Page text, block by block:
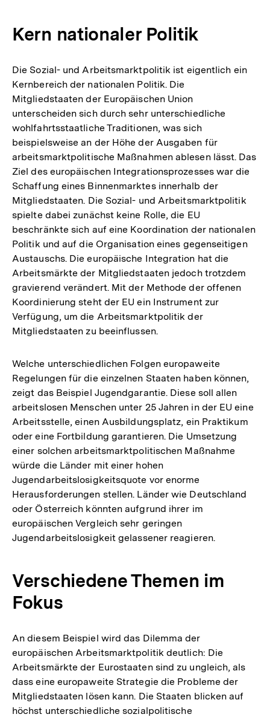
Kern nationaler Politik
Die Sozial- und Arbeitsmarktpolitik ist eigentlich ein
Kernbereich der nationalen Politik. Die
Mitgliedstaaten der Europäischen Union
unterscheiden sich durch sehr unterschiedliche
wohlfahrtsstaatliche Traditionen, was sich
beispielsweise an der Höhe der Ausgaben für
arbeitsmarktpolitische Maßnahmen ablesen lässt. Das
Ziel des europäischen Integrationsprozesses war die
Schaffung eines Binnenmarktes innerhalb der
Mitgliedstaaten. Die Sozial- und Arbeitsmarktpolitik
spielte dabei zunächst keine Rolle, die EU
beschränkte sich auf eine Koordination der nationalen
Politik und auf die Organisation eines gegenseitigen
Austauschs. Die europäische Integration hat die
Arbeitsmärkte der Mitgliedstaaten jedoch trotzdem
gravierend verändert. Mit der Methode der offenen
Koordinierung steht der EU ein Instrument zur
Verfügung, um die Arbeitsmarktpolitik der
Mitgliedstaaten zu beeinflussen.
Welche unterschiedlichen Folgen europaweite
Regelungen für die einzelnen Staaten haben können,
zeigt das Beispiel Jugendgarantie. Diese soll allen
arbeitslosen Menschen unter 25 Jahren in der EU eine
Arbeitsstelle, einen Ausbildungsplatz, ein Praktikum
oder eine Fortbildung garantieren. Die Umsetzung
einer solchen arbeitsmarktpolitischen Maßnahme
würde die Länder mit einer hohen
Jugendarbeitslosigkeitsquote vor enorme
Herausforderungen stellen. Länder wie Deutschland
oder Österreich könnten aufgrund ihrer im
europäischen Vergleich sehr geringen
Jugendarbeitslosigkeit gelassener reagieren.
Verschiedene Themen im
Fokus
An diesem Beispiel wird das Dilemma der
europäischen Arbeitsmarktpolitik deutlich: Die
Arbeitsmärkte der Eurostaaten sind zu ungleich, als
dass eine europaweite Strategie die Probleme der
Mitgliedstaaten lösen kann. Die Staaten blicken auf
höchst unterschiedliche sozialpolitische